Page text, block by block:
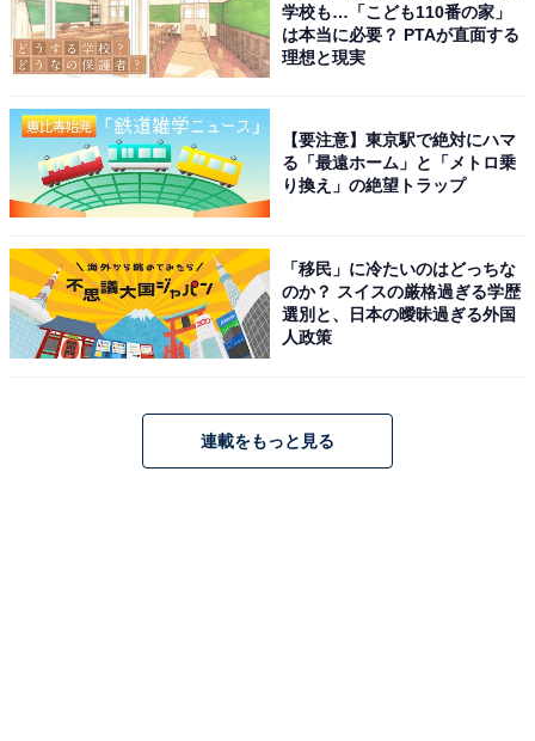
管理職に「頑張ってなりたい」「機会があればなりた
い」と回答した39.1％の人が、なりたい理由として挙げ
た1位は「自身の成長に繋がる」（78.7％）でした。2位
がる」でした。
への前向きな後押しに
学校も…「こども110番の家」
は本当に必要？ PTAが直面する
理想と現実
【要注意】東京駅で絶対にハマ
る「最遠ホーム」と「メトロ乗
り換え」の絶望トラップ
「移民」に冷たいのはどっちな
のか？ スイスの厳格過ぎる学歴
選別と、日本の曖昧過ぎる外国
人政策
連載をもっと見る